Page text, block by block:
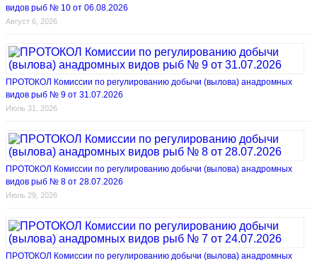
видов рыб № 10 от 06.08.2026
Август 6, 2026
ПРОТОКОЛ Комиссии по регулированию добычи (вылова) анадромных
видов рыб № 9 от 31.07.2026
Июль 31, 2026
ПРОТОКОЛ Комиссии по регулированию добычи (вылова) анадромных
видов рыб № 8 от 28.07.2026
Июль 29, 2026
ПРОТОКОЛ Комиссии по регулированию добычи (вылова) анадромных